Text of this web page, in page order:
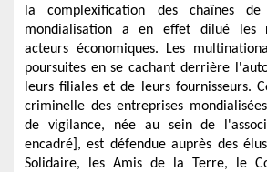
la complexification des chaînes de
mondialisation a en effet dilué les
acteurs économiques. Les
poursuites en se cachant derrière
leurs filiales et de leurs fournisseurs.
criminelle des entreprises
de vigilance, née au sein de
encadré], est défendue auprès des
Solidaire, les Amis de la Terre, le